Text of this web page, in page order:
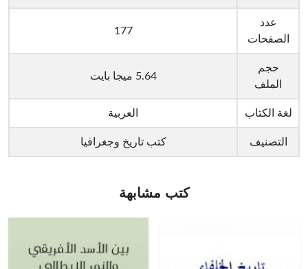
عدد
الصفحات
177
حجم
الملف
5.64 ميجا بايت
لغة الكتاب العربية
التصنيف كتب تاريخ وجغرافيا
كتب مشابهة